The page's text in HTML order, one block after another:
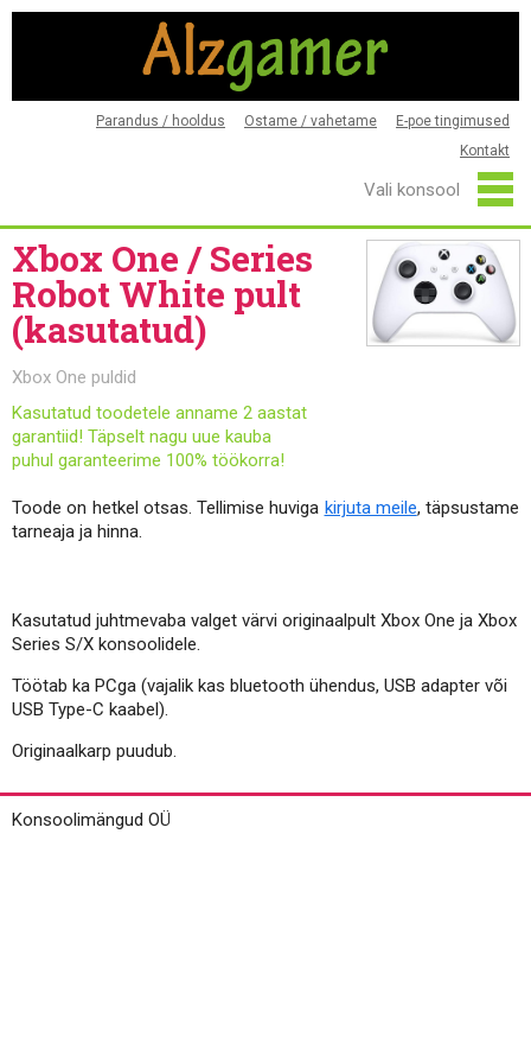
Parandus / hooldus Ostame / vahetame
E-poe tingimused
Kontakt
Xbox One / Series
Robot White pult
(kasutatud)
Xbox One puldid
Kasutatud toodetele anname 2 aastat
garantiid! Täpselt nagu uue kauba
puhul garanteerime 100% töökorra!
Toode on hetkel otsas. Tellimise huviga kirjuta meile, täpsustame
tarneaja ja hinna.
Kasutatud juhtmevaba valget värvi originaalpult Xbox One ja Xbox
Series S/X konsoolidele.
Töötab ka PCga (vajalik kas bluetooth ühendus, USB adapter või
USB Type-C kaabel).
Originaalkarp puudub.
Konsoolimängud OÜ